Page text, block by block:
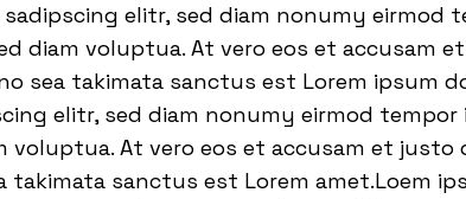
elitr, sed diam nonumy eirmod
diam voluptua. At vero eos et accusam
sea takimata sanctus est Lorem ipsum
elitr, sed diam nonumy eirmod
voluptua. At vero eos et accusam et justo
takimata sanctus est Lorem amet.Loem